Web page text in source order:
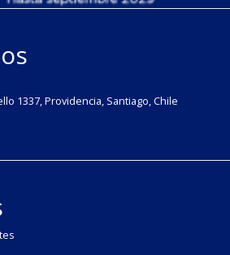
1337, Providencia, Santiago, Chile